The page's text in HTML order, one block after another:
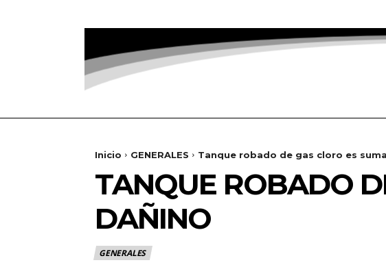
Inicio GENERALES Tanque robado de gas cloro es
TANQUE ROBADO
DAÑINO
GENERALES